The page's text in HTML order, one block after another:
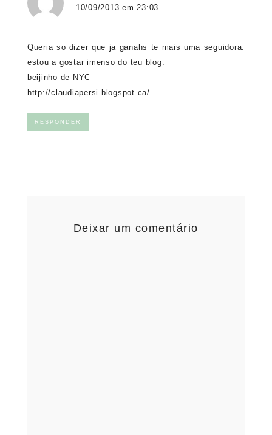
10/09/2013 em 23:03
Queria so dizer que ja ganahs te mais uma seguidora.
estou a gostar imenso do teu blog.
beijinho de NYC
http://claudiapersi.blogspot.ca/
RESPONDER
Deixar um comentário